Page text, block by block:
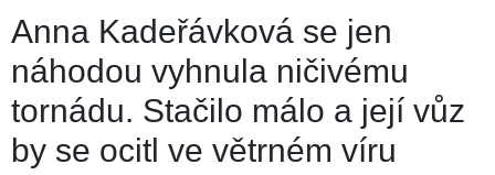
Anna Kadeřávková se jen
náhodou vyhnula ničivému
tornádu. Stačilo málo a její vůz
by se ocitl ve větrném víru